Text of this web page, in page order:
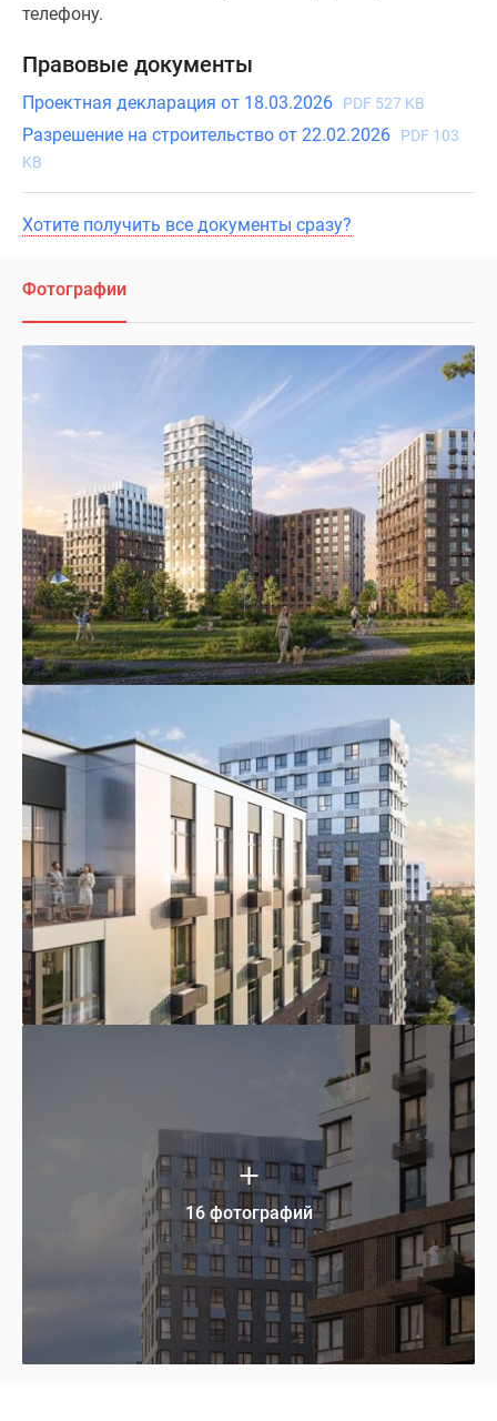
телефону.
Правовые документы
Проектная декларация от 18.03.2026 PDF 527 KB
Разрешение на строительство от 22.02.2026
PDF 103
KB
Хотите получить все документы сразу?
Фотографии
16 фотографий